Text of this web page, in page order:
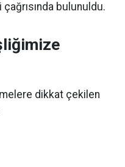
bulunuldu.
dikkat çekilen